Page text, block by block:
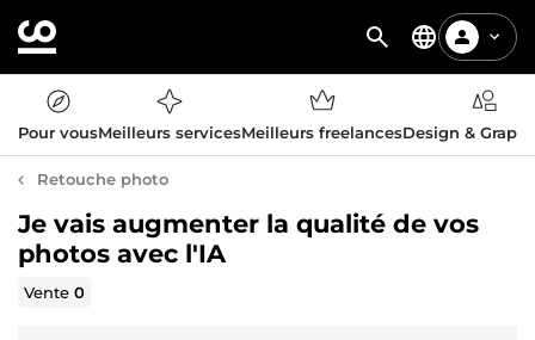
Pour vousMeilleurs servicesMeilleurs freelancesDesign &
Retouche photo
Je vais augmenter la qualité de vos
photos avec l'IA
Vente0